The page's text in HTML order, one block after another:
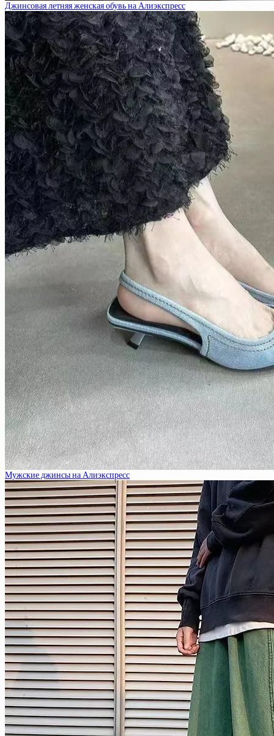
Джинсовая летняя женская обувь на Алиэкспресс
Мужские джинсы на Алиэкспресс